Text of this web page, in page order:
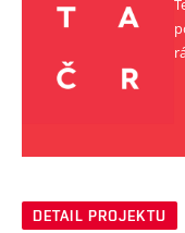
DETAIL PROJEKTU